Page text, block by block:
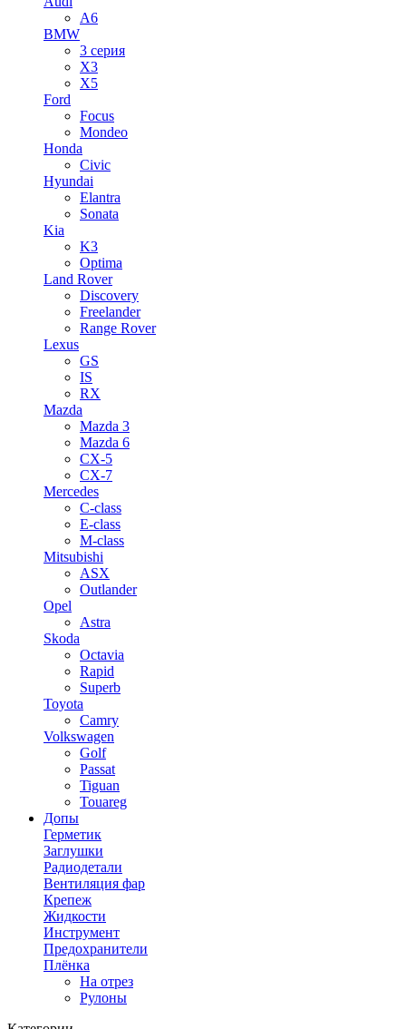
A6
BMW
3 серия
X3
X5
Ford
Focus
Mondeo
Honda
Civic
Hyundai
Elantra
Sonata
Kia
K3
Optima
Land Rover
Discovery
Freelander
Range Rover
Lexus
GS
IS
RX
Mazda
Mazda 3
Mazda 6
CX-5
CX-7
Mercedes
C-class
E-class
M-class
Mitsubishi
ASX
Outlander
Opel
Astra
Skoda
Octavia
Rapid
Superb
Toyota
Camry
Volkswagen
Golf
Passat
Tiguan
Touareg
Допы
Герметик
Заглушки
Радиодетали
Вентиляция фар
Крепеж
Жидкости
Инструмент
Предохранители
Плёнка
На отрез
Рулоны